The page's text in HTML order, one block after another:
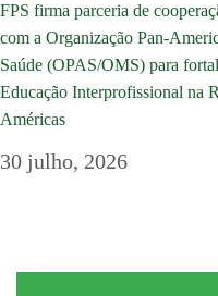
FPS firma parceria de
com a Organização Pan-
Saúde (OPAS/OMS) para
Educação Interprofissional na
Américas
30 julho, 2026